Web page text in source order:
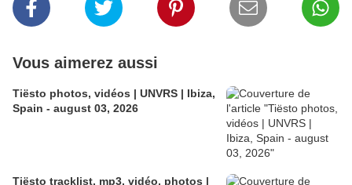
Vous aimerez aussi
Tiësto photos, vidéos | UNVRS | Ibiza,
Spain - august 03, 2026
Tiësto tracklist, mp3, vidéo, photos |